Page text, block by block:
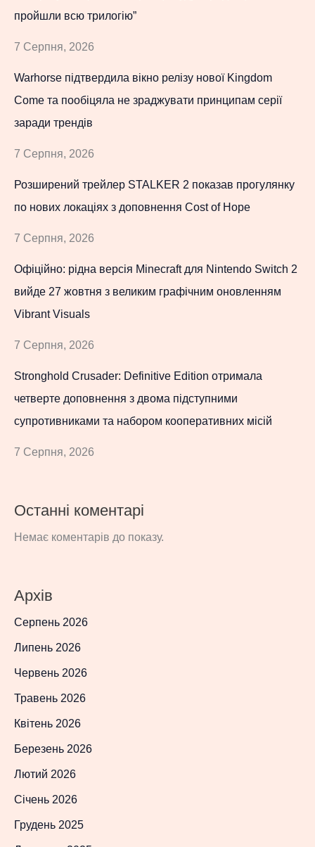
пройшли всю трилогію”
7 Серпня, 2026
Warhorse підтвердила вікно релізу нової Kingdom
Come та пообіцяла не зраджувати принципам серії
заради трендів
7 Серпня, 2026
Розширений трейлер STALKER 2 показав прогулянку
по нових локаціях з доповнення Cost of Hope
7 Серпня, 2026
Офіційно: рідна версія Minecraft для Nintendo Switch 2
вийде 27 жовтня з великим графічним оновленням
Vibrant Visuals
7 Серпня, 2026
Stronghold Crusader: Definitive Edition отримала
четверте доповнення з двома підступними
супротивниками та набором кооперативних місій
7 Серпня, 2026
Останні коментарі
Немає коментарів до показу.
Архів
Серпень 2026
Липень 2026
Червень 2026
Травень 2026
Квітень 2026
Березень 2026
Лютий 2026
Січень 2026
Грудень 2025